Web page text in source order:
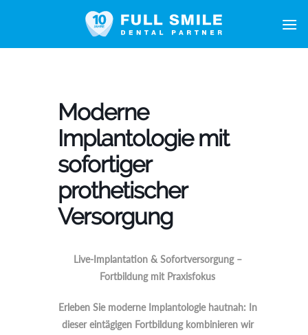
Moderne
Implantologie mit
sofortiger
prothetischer
Versorgung
Live-Implantation & Sofortversorgung –
Fortbildung mit Praxisfokus
Erleben Sie moderne Implantologie hautnah: In
dieser eintägigen Fortbildung kombinieren wir